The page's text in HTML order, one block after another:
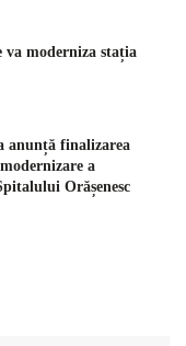
va moderniza stația
anunță finalizarea
a
Orășenesc